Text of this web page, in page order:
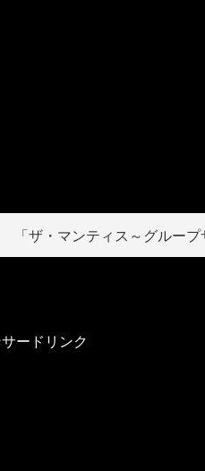
「ザ・マンティス～グルー
ードリンク